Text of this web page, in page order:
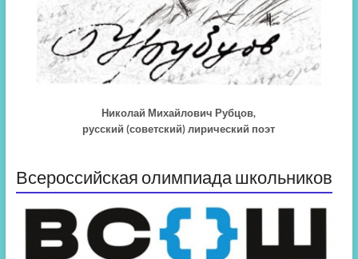
Николай Михайлович Рубцов,
русский (советский) лирический поэт
Всероссийская олимпиада школьников